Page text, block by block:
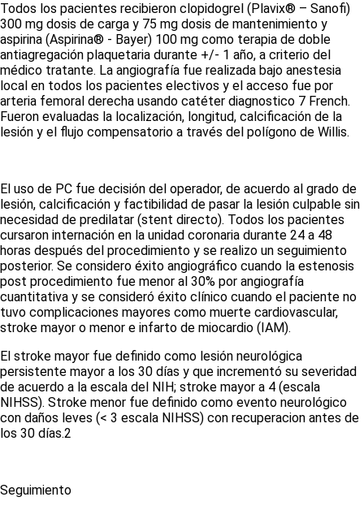
Todos los pacientes recibieron clopidogrel (Plavix® – Sanofi)
300 mg dosis de carga y 75 mg dosis de mantenimiento y
aspirina (Aspirina® - Bayer) 100 mg como terapia de doble
antiagregación plaquetaria durante +/- 1 año, a criterio del
médico tratante. La angiografía fue realizada bajo anestesia
local en todos los pacientes electivos y el acceso fue por
arteria femoral derecha usando catéter diagnostico 7 French.
Fueron evaluadas la localización, longitud, calcificación de la
lesión y el flujo compensatorio a través del polígono de Willis.
El uso de PC fue decisión del operador, de acuerdo al grado de
lesión, calcificación y factibilidad de pasar la lesión culpable sin
necesidad de predilatar (stent directo). Todos los pacientes
cursaron internación en la unidad coronaria durante 24 a 48
horas después del procedimiento y se realizo un seguimiento
posterior. Se considero éxito angiográfico cuando la estenosis
post procedimiento fue menor al 30% por angiografía
cuantitativa y se consideró éxito clínico cuando el paciente no
tuvo complicaciones mayores como muerte cardiovascular,
stroke mayor o menor e infarto de miocardio (IAM).
El stroke mayor fue definido como lesión neurológica
persistente mayor a los 30 días y que incrementó su severidad
de acuerdo a la escala del NIH; stroke mayor a 4 (escala
NIHSS). Stroke menor fue definido como evento neurológico
con daños leves (< 3 escala NIHSS) con recuperacion antes de
los 30 días.2
Seguimiento